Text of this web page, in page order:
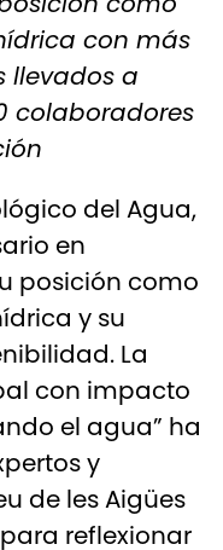
con más
llevados a
colaboradores
del Agua,
en
posición como
y su
La
con impacto
el agua” ha
y
de les Aigües
reflexionar